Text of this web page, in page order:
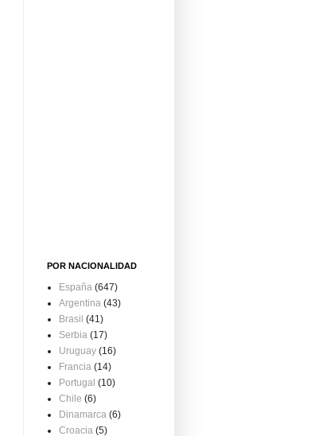
POR NACIONALIDAD
España (647)
Argentina (43)
Brasil (41)
Serbia (17)
Uruguay (16)
Francia (14)
Portugal (10)
Chile (6)
Dinamarca (6)
Croacia (5)